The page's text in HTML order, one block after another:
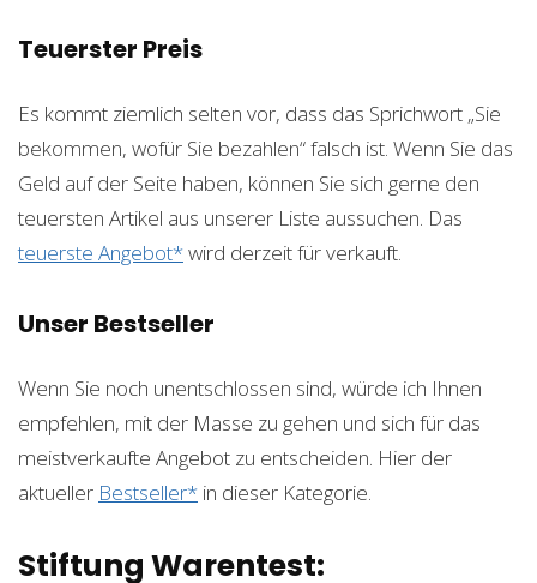
Teuerster Preis
Es kommt ziemlich selten vor, dass das Sprichwort „Sie
bekommen, wofür Sie bezahlen“ falsch ist. Wenn Sie das
Geld auf der Seite haben, können Sie sich gerne den
teuersten Artikel aus unserer Liste aussuchen. Das
teuerste Angebot*wird derzeit fürverkauft.
Unser Bestseller
Wenn Sie noch unentschlossen sind, würde ich Ihnen
empfehlen, mit der Masse zu gehen und sich für das
meistverkaufte Angebot zu entscheiden. Hier der
aktueller Bestseller* in dieser Kategorie.
Stiftung Warentest: